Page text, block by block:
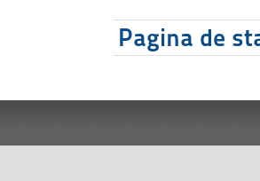
Pagina de